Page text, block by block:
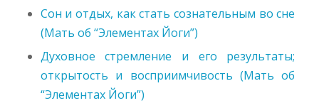
Сон и отдых, как стать сознательным во сне
(Мать об “Элементах Йоги”)
Духовное стремление и его результаты;
открытость и восприимчивость (Мать об
“Элементах Йоги”)